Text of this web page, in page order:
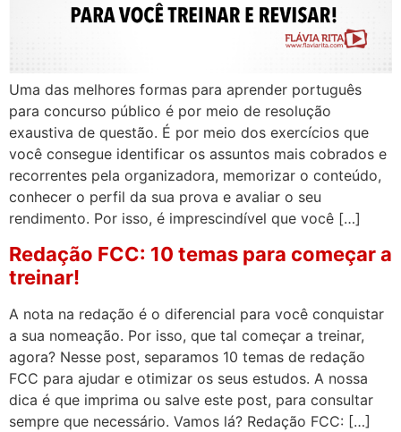
Uma das melhores formas para aprender português
para concurso público é por meio de resolução
exaustiva de questão. É por meio dos exercícios que
você consegue identificar os assuntos mais cobrados e
recorrentes pela organizadora, memorizar o conteúdo,
conhecer o perfil da sua prova e avaliar o seu
rendimento. Por isso, é imprescindível que você […]
Redação FCC: 10 temas para começar a
treinar!
A nota na redação é o diferencial para você conquistar
a sua nomeação. Por isso, que tal começar a treinar,
agora? Nesse post, separamos 10 temas de redação
FCC para ajudar e otimizar os seus estudos. A nossa
dica é que imprima ou salve este post, para consultar
sempre que necessário. Vamos lá? Redação FCC: […]